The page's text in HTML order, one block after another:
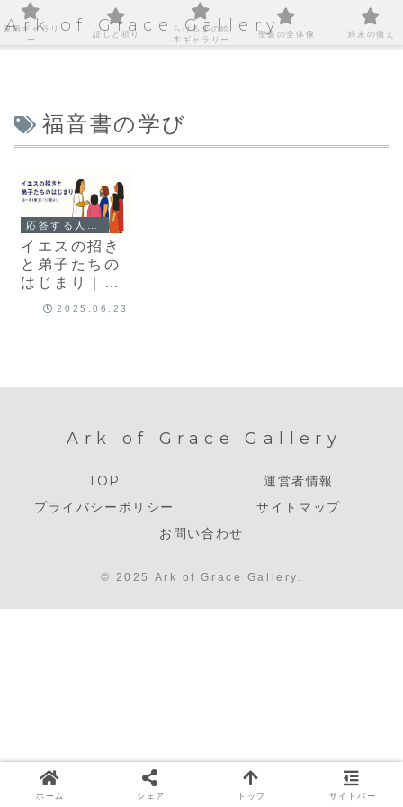
Ark of Grace Gallery
福音書の学び
イエスの招き
と弟子たちの
はじまり｜ヨ
2025.06.23
Ark of Grace Gallery
TOP
運営者情報
プライバシーポリシー
サイトマップ
お問い合わせ
© 2025 Ark of Grace Gallery.
原画ギャラリ
ー
証しと祈り
らけるまの絵
本ギャラリー
聖書の全体像 終末の備え
ホーム シェア トップ サイドバー